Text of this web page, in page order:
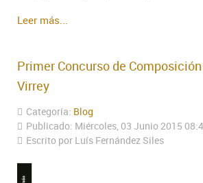
Leer más...
Primer Concurso de
Virrey
Categoría: Blog
Publicado: Miércoles, 03 Junio 2015
Escrito por Luís Fernández Siles